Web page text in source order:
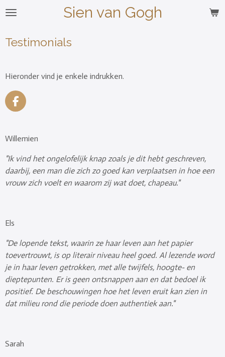
Ga
de
Sien van Gogh
Testimonials
Hieronder vind je enkele indrukken.
F
a
e
b
o
k
Willemien
"Ik vind het ongelofelijk knap zoals je dit hebt geschreven,
daarbij, een man die zich zo goed kan verplaatsen in hoe een
vrouw zich voelt en waarom zij wat doet, chapeau."
Els
"De lopende tekst, waarin ze haar leven aan het papier
toevertrouwt, is op literair niveau heel goed. Al lezende word
je in haar leven getrokken, met alle twijfels, hoogte- en
dieptepunten. Er is geen ontsnappen aan en dat bedoel ik
positief. De beschouwingen hoe het leven eruit kan zien in
dat milieu rond die periode doen authentiek aan."
Sarah